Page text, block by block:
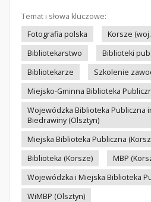
Temat i słowa kluczowe:
Fotografia polska
Korsze
Bibliotekarstwo
Biblioteki
Bibliotekarze
Szkolenie
Miejsko-Gminna Biblioteka
Wojewódzka Biblioteka Publiczna
Biedrawiny (Olsztyn)
Miejska Biblioteka Publiczna
Biblioteka (Korsze)
MBP
Wojewódzka i Miejska Biblioteka
WiMBP (Olsztyn)